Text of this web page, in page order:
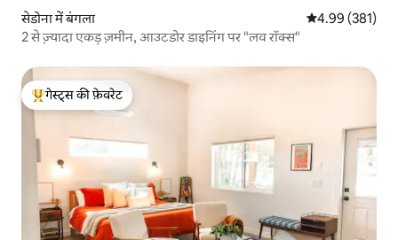
सेडोना में बंगला औसत रेटिंग 5 में से
4.99 (381)
2 से ज़्यादा एकड़ ज़मीन, आउटडोर डाइनिंग पर "लव रॉक्स"
गेस्ट्स का टॉप फ़ेवरेट
गेस्ट्स की फ़ेवरेट